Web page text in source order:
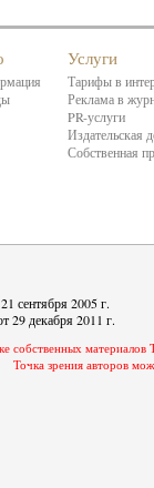
Услуги
Тарифы в
Реклама в
PR-услуги
Издательская
Собственная
сентября 2005 г.
декабря 2011 г.
собственных
Точка зрения авторов